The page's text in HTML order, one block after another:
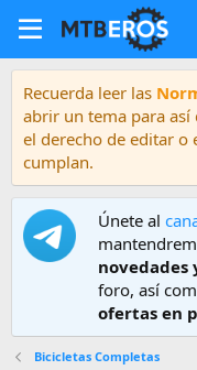
Recuerda leer las
abrir un tema para así
el derecho de editar o
cumplan.
Únete al
novedades
foro, así
ofertas en
Bicicletas Completas